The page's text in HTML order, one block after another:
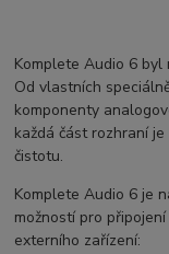
Komplete Audio 6 byl
Od vlastních
komponenty
každá část rozhraní
čistotu.
Komplete Audio 6 je
možností pro
externího zařízení: